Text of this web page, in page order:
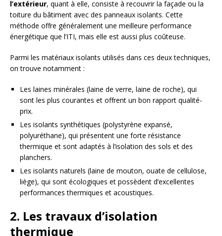
l’extérieur, quant à elle, consiste à recouvrir la façade ou la
toiture du bâtiment avec des panneaux isolants. Cette
méthode offre généralement une meilleure performance
énergétique que l’ITI, mais elle est aussi plus coûteuse.
Parmi les matériaux isolants utilisés dans ces deux techniques,
on trouve notamment :
Les laines minérales (laine de verre, laine de roche), qui
sont les plus courantes et offrent un bon rapport qualité-
prix.
Les isolants synthétiques (polystyrène expansé,
polyuréthane), qui présentent une forte résistance
thermique et sont adaptés à l’isolation des sols et des
planchers.
Les isolants naturels (laine de mouton, ouate de cellulose,
liège), qui sont écologiques et possèdent d’excellentes
performances thermiques et acoustiques.
2. Les travaux d’isolation
thermique